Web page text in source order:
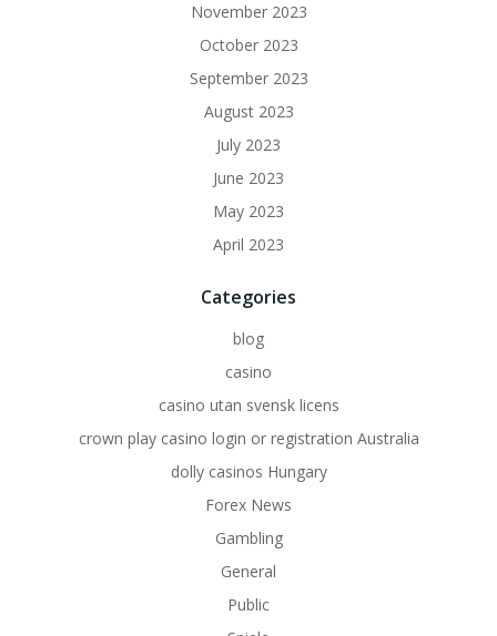
November 2023
October 2023
September 2023
August 2023
July 2023
June 2023
May 2023
April 2023
Categories
blog
casino
casino utan svensk licens
crown play casino login or registration Australia
dolly casinos Hungary
Forex News
Gambling
General
Public